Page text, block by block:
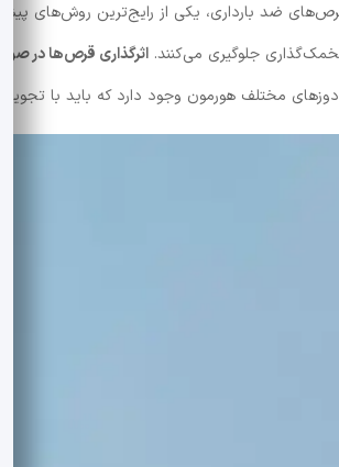
ضد بارداری، یکی از رایج‌ترین روش‌های
جلوگیری می‌کنند. اثرگذاری قرص‌ها در صورت
دوزهای مختلف هورمون وجود دارد که باید با